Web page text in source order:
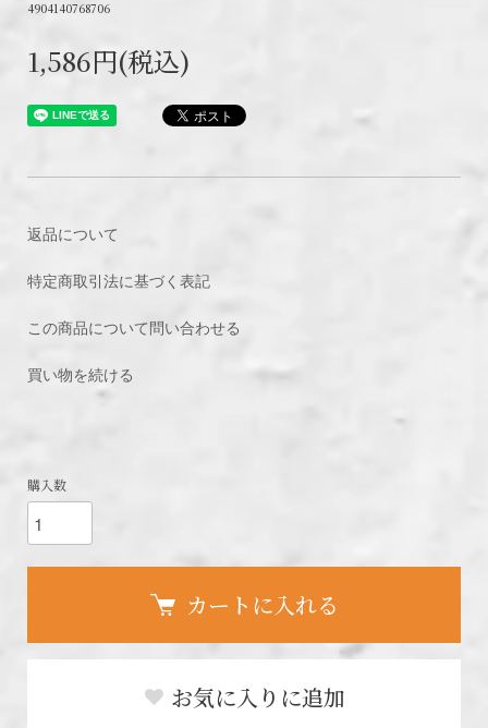
4904140768706
1,586円(税込)
返品について
特定商取引法に基づく表記
この商品について問い合わせる
買い物を続ける
購入数
カートに入れる
お気に入りに追加